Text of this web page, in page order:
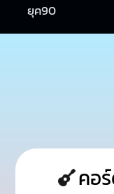
ยุค90
คอ